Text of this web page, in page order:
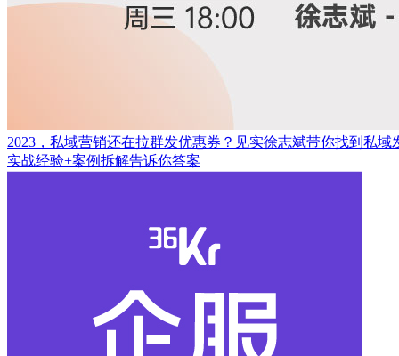
2023，私域营销还在拉群发优惠券？见实徐志斌带你找到私域
实战经验+案例拆解告诉你答案